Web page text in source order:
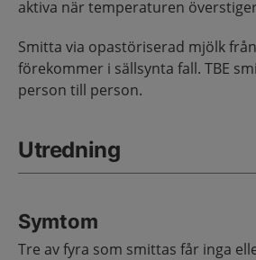
aktiva när temperaturen
Smitta via opastöriserad mjölk
förekommer i sällsynta fall. TBE
person till person.
Utredning
Symtom
Tre av fyra som smittas får inga